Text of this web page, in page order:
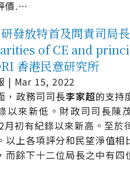
價.…
發放特首及問責司局
of CE and
香港民意研究所
| Mar 15, 2022
，政務司司長李家超的支持
以來新低。財政司司長陳
月初有紀錄以來新高。至
以上各項評分和民望淨值
而餘下十二位局長之中有